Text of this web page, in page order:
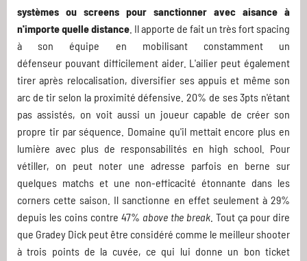
systèmes ou screens pour sanctionner avec aisance à
n'importe quelle distance . Il apporte de fait un très fort spacing
à son équipe en mobilisant constamment un
défenseur pouvant difficilement aider. L'ailier peut également
tirer après relocalisation, diversifier ses appuis et même son
arc de tir selon la proximité défensive. 20% de ses 3pts n'étant
pas assistés, on voit aussi un joueur capable de créer son
propre tir par séquence. Domaine qu'il mettait encore plus en
lumière avec plus de responsabilités en high school. Pour
vétiller, on peut noter une adresse parfois en berne sur
quelques matchs et une non-efficacité étonnante dans les
corners cette saison. Il sanctionne en effet seulement à 29%
depuis les coins contre 47% above the break . Tout ça pour dire
que Gradey Dick peut être considéré comme le meilleur shooter
à trois points de la cuvée, ce qui lui donne un bon ticket